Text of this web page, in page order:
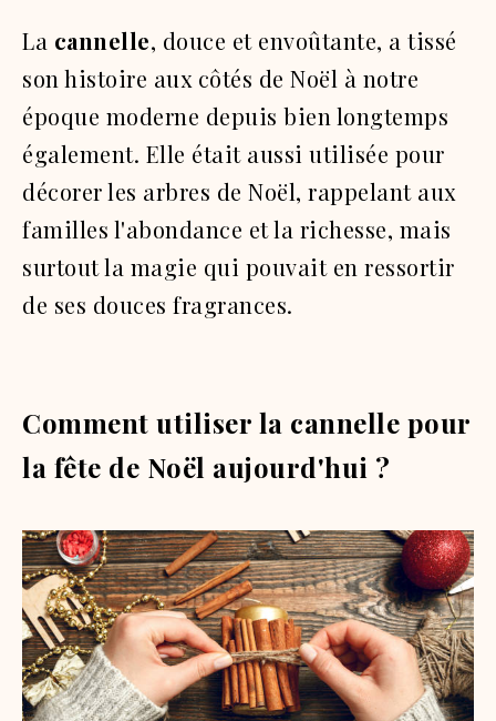
La cannelle, douce et envoûtante, a tissé
son histoire aux côtés de Noël à notre
époque moderne depuis bien longtemps
également. Elle était aussi utilisée pour
décorer les arbres de Noël, rappelant aux
familles l'abondance et la richesse, mais
surtout la magie qui pouvait en ressortir
de ses douces fragrances.
Comment utiliser la cannelle pour
la fête de Noël aujourd'hui ?